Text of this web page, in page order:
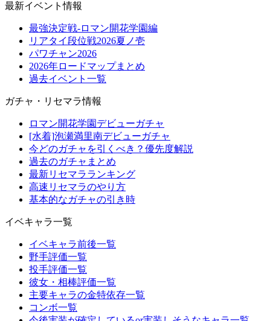
最新イベント情報
最強決定戦-ロマン開花学園編
リアタイ段位戦2026夏ノ壱
パワチャン2026
2026年ロードマップまとめ
過去イベント一覧
ガチャ・リセマラ情報
ロマン開花学園デビューガチャ
[水着]泡瀬満里南デビューガチャ
今どのガチャを引くべき？優先度解説
過去のガチャまとめ
最新リセマラランキング
高速リセマラのやり方
基本的なガチャの引き時
イベキャラ一覧
イベキャラ前後一覧
野手評価一覧
投手評価一覧
彼女・相棒評価一覧
主要キャラの金特依存一覧
コンボ一覧